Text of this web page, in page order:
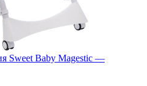
Sweet Baby Magestic —